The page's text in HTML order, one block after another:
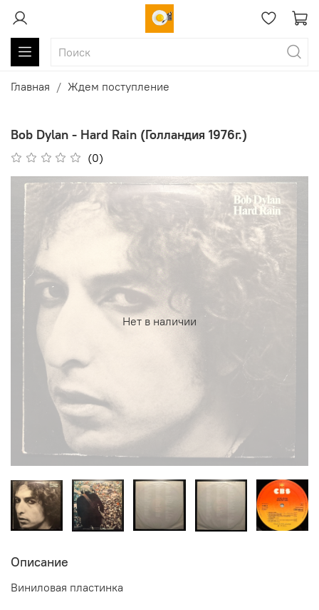
Главная Ждем поступление
Bob Dylan - Hard Rain (Голландия 1976г.)
(0)
Нет в наличии
Описание
Виниловая пластинка